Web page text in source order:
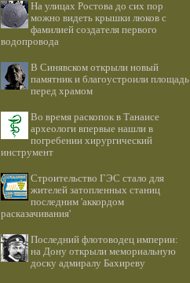
На улицах Ростова до сих пор
можно видеть крышки люков с
фамилией создателя первого
водопровода
В Синявском открыли новый
памятник и благоустроили площадь
перед храмом
Во время раскопок в Танаисе
археологи впервые нашли в
погребении хирургический
инструмент
Строительство ГЭС стало для
жителей затопленных станиц
последним 'аккордом
расказачивания'
Последний флотоводец империи:
на Дону открыли мемориальную
доску адмиралу Бахиреву